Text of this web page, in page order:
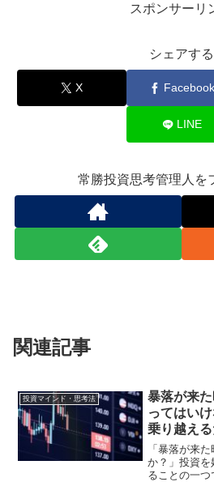
スポンサーリ
シェアする
X Facebook
LINE
常勝投資思考管理人を
関連記事
投資マインド・思考法
暴落が来
ってはい
乗り越え
「暴落が来
か？」投資を
ることの一つ